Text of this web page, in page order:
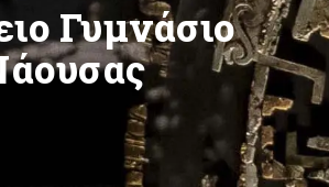
Γυμνάσιο